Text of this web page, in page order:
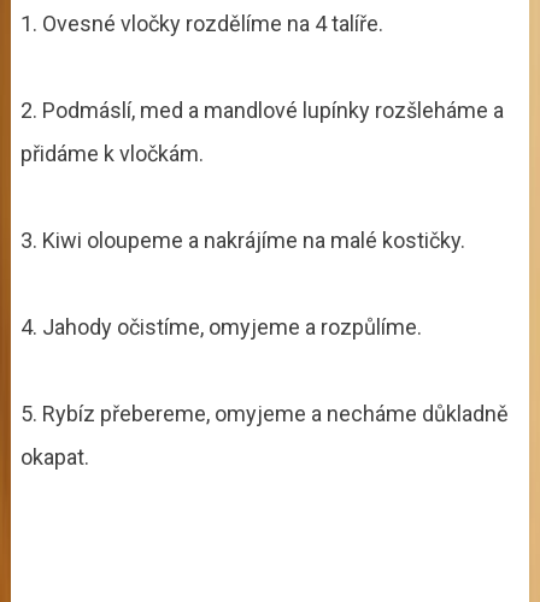
1. Ovesné vločky rozdělíme na 4 talíře.
2. Podmáslí, med a mandlové lupínky rozšleháme a
přidáme k vločkám.
3. Kiwi oloupeme a nakrájíme na malé kostičky.
4. Jahody očistíme, omyjeme a rozpůlíme.
5. Rybíz přebereme, omyjeme a necháme důkladně
okapat.